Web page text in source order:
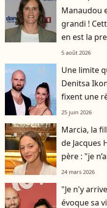
Manaudou
grandi !
en est la
5 août 2026
Une limite
Denitsa
fixent une
25 juin 2026
Marcia, la
de Jacques
père : "je
24 mars 2026
"Je n'y
évoque sa